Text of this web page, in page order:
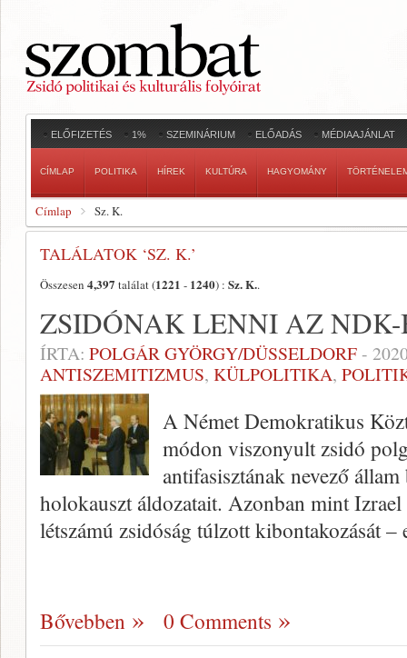
ELŐFIZETÉS 1% SZEMINÁRIUM ELŐADÁS MÉDIAAJÁNLAT
CÍMLAP POLITIKA HÍREK KULTÚRA HAGYOMÁNY
Címlap Sz. K.
TALÁLATOK ‘SZ. K.’
Összesen 4,397 találat (1221 - 1240) : Sz. K..
ZSIDÓNAK LENNI AZ
ÍRTA: POLGÁR GYÖRGY/DÜSSELDORF-
ANTISZEMITIZMUS, KÜLPOLITIKA,
A Német Demokratikus
módon viszonyult zsidó
antifasisztának nevező
holokauszt áldozatait. Azonban mint Izrael
létszámú zsidóság túlzott kibontakozását –
Bővebben 0 Comments